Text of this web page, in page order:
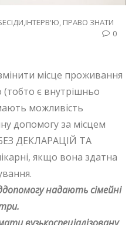
, ПРАВО ЗНАТИ
0
місце проживання
(тобто є внутрішньо
можливість
допомогу за місцем
ДЕКЛАРАЦІЙ ТА
якщо вона здатна
надають сімейні